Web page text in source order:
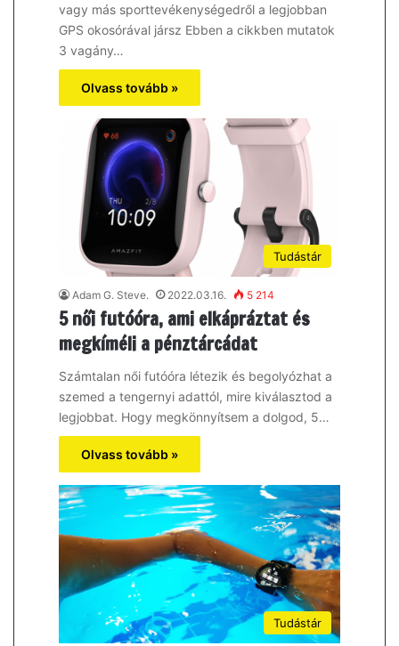
vagy más sporttevékenységedről a legjobban
GPS okosórával jársz Ebben a cikkben mutatok
3 vagány…
Olvass tovább »
Tudástár
Adam G. Steve. 2022.03.16. 5 214
5 női futóóra, ami elkápráztat és
megkíméli a pénztárcádat
Számtalan női futóóra létezik és begolyózhat a
szemed a tengernyi adattól, mire kiválasztod a
legjobbat. Hogy megkönnyítsem a dolgod, 5…
Olvass tovább »
Tudástár